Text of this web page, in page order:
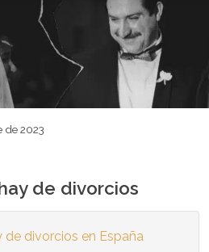
de 2023
de divorcios
de divorcios en España